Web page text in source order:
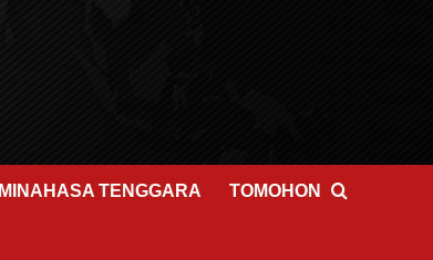
MINAHASA TENGGARA TOMOHON